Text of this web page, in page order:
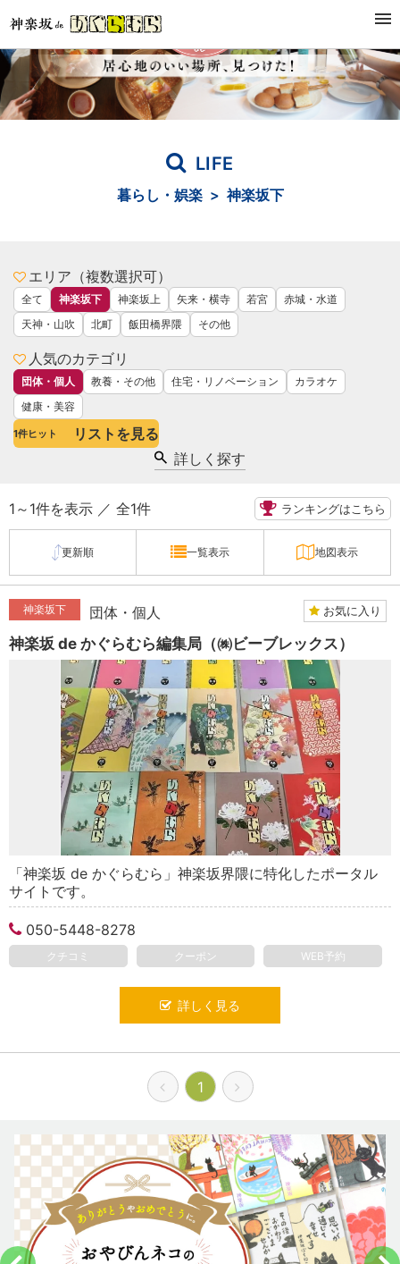
LIFE
暮らし・娯楽 > 神楽坂下
エリア（複数選択可）
全て 神楽坂下 神楽坂上 矢来・横寺 若宮
赤城・水道
天神・山吹
北町 飯田橋界隈 その他
人気のカテゴリ
団体・個人 教養・その他 住宅・リノベーション
カラオケ
健康・美容
1件ヒット
リストを見る
詳しく探す
1～1件を表示 ／ 全1件 ランキングはこちら
更新順 一覧表示 地図表示
神楽坂下 団体・個人 お気に入り
神楽坂 de かぐらむら編集局（㈱ビーブレックス）
「神楽坂 de かぐらむら」神楽坂界隈に特化したポータル
サイトです。
050-5448-8278
クチコミ クーポン WEB予約
詳しく見る
1